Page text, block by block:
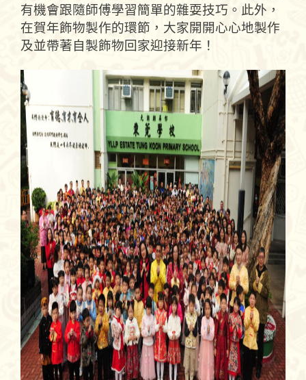
有機會跟隨師傅學習簡單的雜耍技巧。此外，
在賀年飾物製作的環節，大家開開心心地製作
及並帶著自製飾物回家迎接新年！